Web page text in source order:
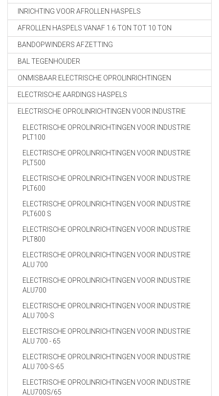
INRICHTING VOOR AFROLLEN HASPELS
AFROLLEN HASPELS VANAF 1.6 TON TOT 10 TON
BANDOPWINDERS AFZETTING
BAL TEGENHOUDER
ONMISBAAR ELECTRISCHE OPROLINRICHTINGEN
ELECTRISCHE AARDINGS HASPELS
ELECTRISCHE OPROLINRICHTINGEN VOOR INDUSTRIE
ELECTRISCHE OPROLINRICHTINGEN VOOR INDUSTRIE
PLT100
ELECTRISCHE OPROLINRICHTINGEN VOOR INDUSTRIE
PLT500
ELECTRISCHE OPROLINRICHTINGEN VOOR INDUSTRIE
PLT600
ELECTRISCHE OPROLINRICHTINGEN VOOR INDUSTRIE
PLT600 S
ELECTRISCHE OPROLINRICHTINGEN VOOR INDUSTRIE
PLT800
ELECTRISCHE OPROLINRICHTINGEN VOOR INDUSTRIE
ALU 700
ELECTRISCHE OPROLINRICHTINGEN VOOR INDUSTRIE
ALU700
ELECTRISCHE OPROLINRICHTINGEN VOOR INDUSTRIE
ALU 700-S
ELECTRISCHE OPROLINRICHTINGEN VOOR INDUSTRIE
ALU 700 - 65
ELECTRISCHE OPROLINRICHTINGEN VOOR INDUSTRIE
ALU 700-S-65
ELECTRISCHE OPROLINRICHTINGEN VOOR INDUSTRIE
ALU700S/65